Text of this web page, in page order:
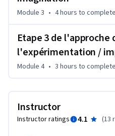
cette approche et apportent
Notre objectif ? Vous donner
coordonner un projet
une approche design de
Bienvenue dans ce MOOC !
Thierry Sibieude et l'équipe
Module 3 • 4 hours to complete
Etape 3 de l'approche
l'expérimentation /
Module 4 • 3 hours to complete
Instructor
Instructor ratings 4.1 (13